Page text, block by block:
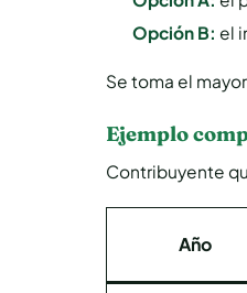
Opción B: el
Se toma el
Ejemplo
Contribuyente
Año